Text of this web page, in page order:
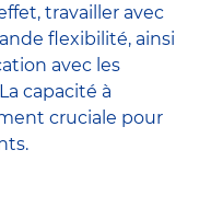
travailler avec
flexibilité, ainsi
avec les
capacité à
cruciale pour